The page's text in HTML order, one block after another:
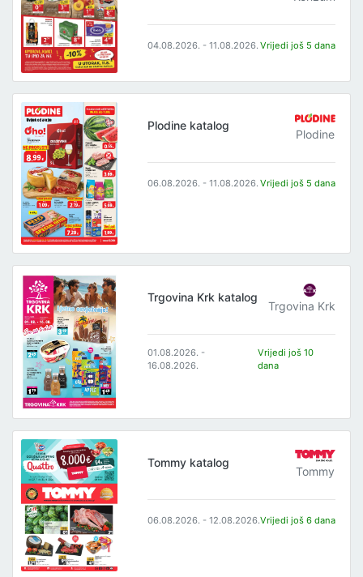
04.08.2026. - 11.08.2026. Vrijedi još 5 dana
Plodine katalog
Plodine
06.08.2026. - 11.08.2026. Vrijedi još 5 dana
Trgovina Krk katalog
Trgovina Krk
01.08.2026. -
16.08.2026.
Vrijedi još 10
dana
Tommy katalog
Tommy
06.08.2026. - 12.08.2026.Vrijedi još 6 dana